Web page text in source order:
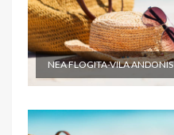
NEA FLOGITA-VILA ANDONIS